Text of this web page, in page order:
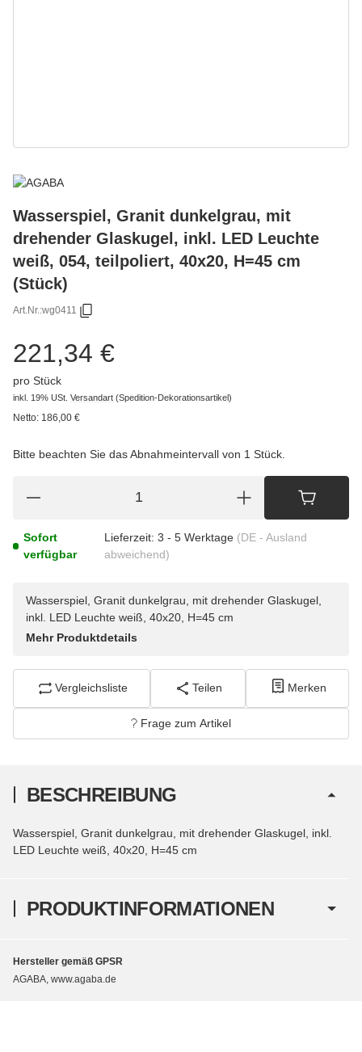
Wasserspiel, Granit dunkelgrau, mit
drehender Glaskugel, inkl. LED Leuchte
weiß, 054, teilpoliert, 40x20, H=45 cm
(Stück)
Art.Nr.:wg0411
221,34 €
pro Stück
inkl. 19% USt. Versandart (Spedition-Dekorationsartikel)
Netto: 186,00 €
Bitte beachten Sie das Abnahmeintervall von 1 Stück.
Sofort
verfügbar
Lieferzeit: 3 - 5 Werktage (DE - Ausland
abweichend)
Wasserspiel, Granit dunkelgrau, mit drehender Glaskugel,
inkl. LED Leuchte weiß, 40x20, H=45 cm
Mehr Produktdetails
Vergleichsliste Teilen Merken
Frage zum Artikel
PRODUKTINFORMATIONEN
BESCHREIBUNG
Wasserspiel, Granit dunkelgrau, mit drehender Glaskugel, inkl.
LED Leuchte weiß, 40x20, H=45 cm
Hersteller gemäß GPSR
AGABA, www.agaba.de